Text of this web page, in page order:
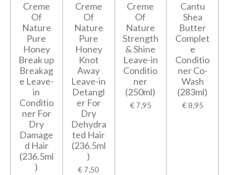
Creme
Of
Nature
Pure
Honey
Break up
Breakag
e Leave-
in
Conditio
ner For
Dry
Damage
d Hair
(236.5ml
)
Creme
Of
Nature
Pure
Honey
Knot
Away
Leave-in
Detangl
er For
Dry
Dehydra
ted Hair
(236.5ml
)
€ 7,50
Creme
Of
Nature
Strength
& Shine
Leave-in
Conditio
ner
(250ml)
€ 7,95
Cantu
Shea
Butter
Complet
e
Conditio
ner Co-
Wash
(283ml)
€ 8,95